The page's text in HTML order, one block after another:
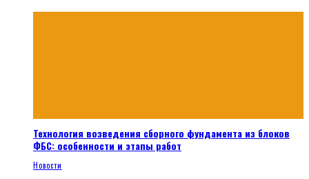
Технология возведения сборного фундамента из блоков
ФБС: особенности и этапы работ
Новости